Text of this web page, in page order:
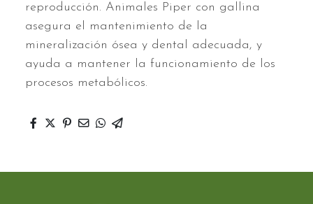
reproducción. Animales Piper con gallina
asegura el mantenimiento de la
mineralización ósea y dental adecuada, y
ayuda a mantener la funcionamiento de los
procesos metabólicos.